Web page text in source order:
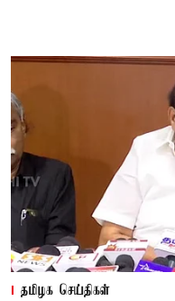
தமிழக செய்திகள்